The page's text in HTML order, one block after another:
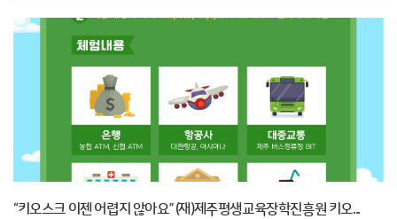
“키오스크 이젠 어렵지 않아요” (재)제주평생교육장학진흥원 키오...